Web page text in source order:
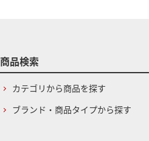
商品検索
カテゴリから商品を探す
ブランド・商品タイプから探す